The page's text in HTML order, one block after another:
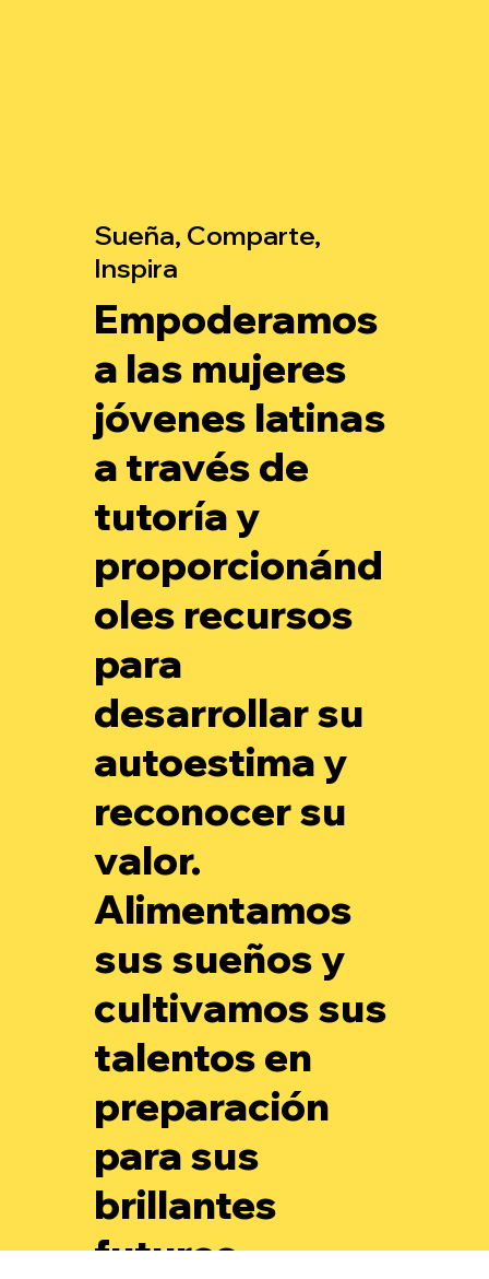
Sueña, Comparte,
Inspira
Empoderamos
a las mujeres
jóvenes latinas
a través de
tutoría y
proporcionánd
oles recursos
para
desarrollar su
autoestima y
reconocer su
valor.
Alimentamos
sus sueños y
cultivamos sus
talentos en
preparación
para sus
brillantes
futuros.